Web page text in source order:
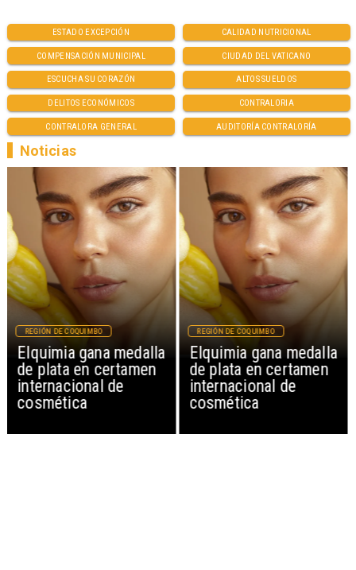
ESTADO EXCEPCIÓN CALIDAD NUTRICIONAL
COMPENSACIÓN MUNICIPAL CIUDAD DEL VATICANO
ESCUCHA SU CORAZÓN ALTOS SUELDOS
DELITOS ECONÓMICOS CONTRALORIA
CONTRALORA GENERAL AUDITORÍA CONTRALORÍA
Elquimia gana medalla
de plata en certamen
internacional de
cosmética
REGIÓN DE COQUIMBO
Elquimia gana medalla
de plata en certamen
internacional de
cosmética
REGIÓN DE COQUIMBO
Noticias